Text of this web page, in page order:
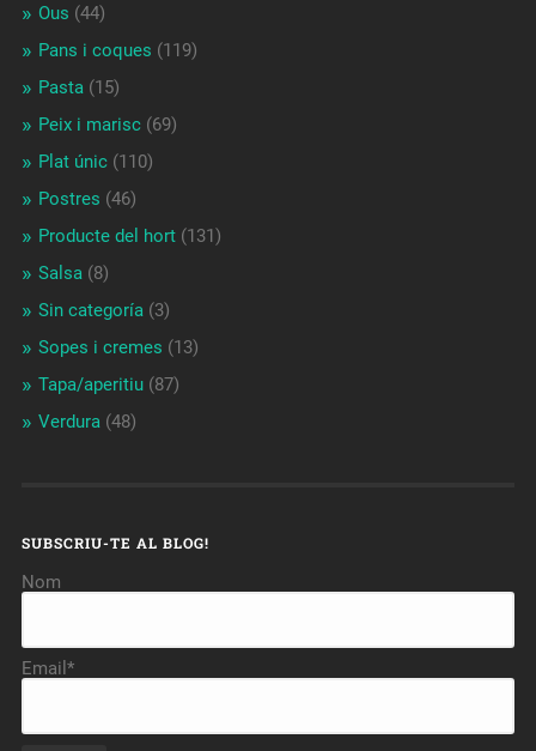
Ous (44)
Pans i coques (119)
Pasta(15)
Peix i marisc(69)
Plat únic(110)
Postres (46)
Producte del hort(131)
Salsa(8)
Sin categoría(3)
Sopes i cremes (13)
Tapa/aperitiu(87)
Verdura(48)
SUBSCRIU-TE AL BLOG!
Nom
Email*